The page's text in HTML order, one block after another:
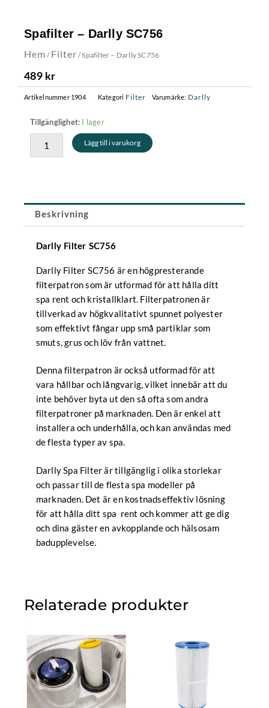
Spafilter – Darlly SC756
Hem / Filter / Spafilter – Darlly SC756
489 kr
Artikelnummer 1904 Kategori Filter Varumärke: Darlly
Tillgänglighet: I lager
Spafilter
-
Darlly
SC756
Lägg till i varukorg
Beskrivning
Darlly Filter SC756
Darlly Filter SC756 är en högpresterande
filterpatron som är utformad för att hålla ditt
spa rent och kristallklart. Filterpatronen är
tillverkad av högkvalitativt spunnet polyester
som effektivt fångar upp små partiklar som
smuts, grus och löv från vattnet.
Denna filterpatron är också utformad för att
vara hållbar och långvarig, vilket innebär att du
inte behöver byta ut den så ofta som andra
filterpatroner på marknaden. Den är enkel att
installera och underhålla, och kan användas med
de flesta typer av spa.
Darlly Spa Filter är tillgänglig i olika storlekar
och passar till de flesta spa modeller på
marknaden. Det är en kostnadseffektiv lösning
för att hålla ditt spa rent och kommer att ge dig
och dina gäster en avkopplande och hälsosam
badupplevelse.
Relaterade produkter